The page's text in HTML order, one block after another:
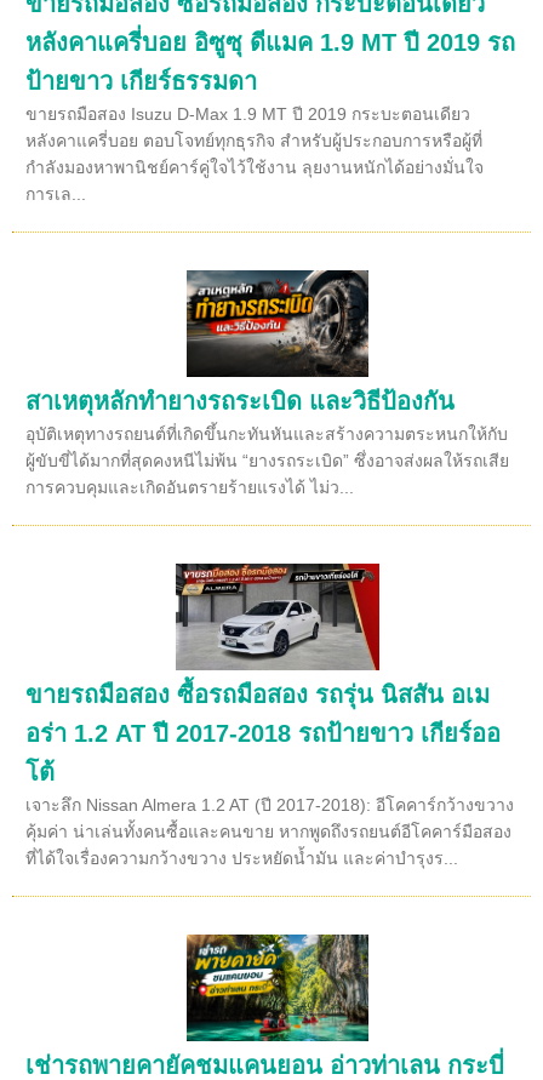
หลังคาแครี่บอย อิซูซุ ดีแมค 1.9 MT ปี 2019 รถ
ป้ายขาว เกียร์ธรรมดา
ขายรถมือสอง Isuzu D-Max 1.9 MT ปี 2019 กระบะตอนเดียว
หลังคาแครี่บอย ตอบโจทย์ทุกธุรกิจ สำหรับผู้ประกอบการหรือผู้ที่
กำลังมองหาพานิชย์คาร์คู่ใจไว้ใช้งาน ลุยงานหนักได้อย่างมั่นใจ
การเล...
สาเหตุหลักทำยางรถระเบิด และวิธีป้องกัน
อุบัติเหตุทางรถยนต์ที่เกิดขึ้นกะทันหันและสร้างความตระหนกให้กับ
ผู้ขับขี่ได้มากที่สุดคงหนีไม่พ้น “ยางรถระเบิด” ซึ่งอาจส่งผลให้รถเสีย
การควบคุมและเกิดอันตรายร้ายแรงได้ ไม่ว...
ขายรถมือสอง ซื้อรถมือสอง รถรุ่น นิสสัน อเม
อร่า 1.2 AT ปี 2017-2018 รถป้ายขาว เกียร์ออ
โต้
เจาะลึก Nissan Almera 1.2 AT (ปี 2017-2018): อีโคคาร์กว้างขวาง
คุ้มค่า น่าเล่นทั้งคนซื้อและคนขาย หากพูดถึงรถยนต์อีโคคาร์มือสอง
ที่ได้ใจเรื่องความกว้างขวาง ประหยัดน้ำมัน และค่าบำรุงร...
เช่ารถพายคายัคชมแคนยอน อ่าวท่าเลน กระบี่